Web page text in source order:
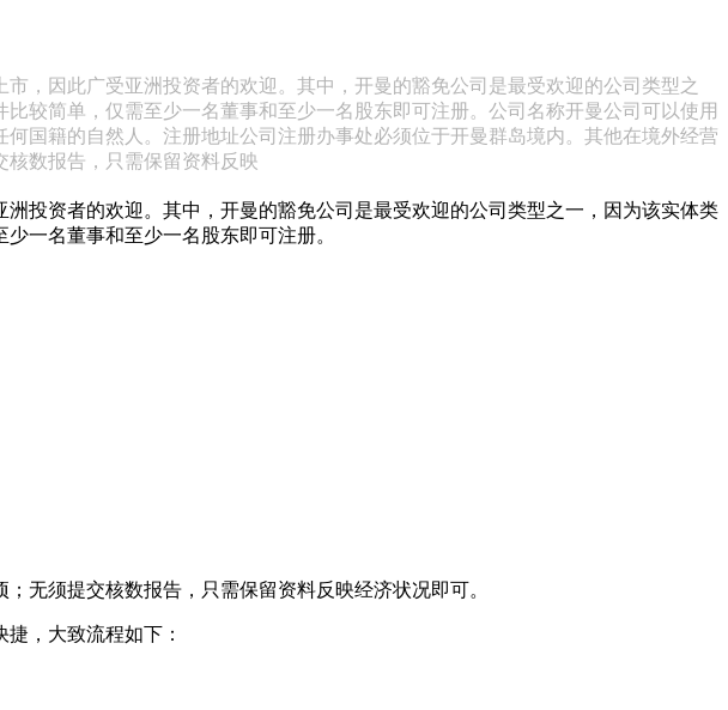
，因此广受亚洲投资者的欢迎。其中，开曼的豁免公司是最受欢迎的公司类型之
较简单，仅需至少一名董事和至少一名股东即可注册。公司名称开曼公司可以使用
国籍的自然人。注册地址公司注册办事处必须位于开曼群岛境内。其他在境外经营
核数报告，只需保留资料反映
投资者的欢迎。其中，开曼的豁免公司是最受欢迎的公司类型之一，因为该实体类
一名董事和至少一名股东即可注册。
无须提交核数报告，只需保留资料反映经济状况即可。
，大致流程如下：